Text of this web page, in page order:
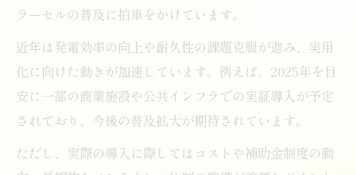
ラーセルの普及に拍車をかけています。
近年は発電効率の向上や耐久性の課題克服が進み、実用
化に向けた動きが加速しています。例えば、2025年を目
安に一部の商業施設や公共インフラでの実証導入が予定
されており、今後の普及拡大が期待されています。
ただし、実際の導入に際してはコストや補助金制度の動